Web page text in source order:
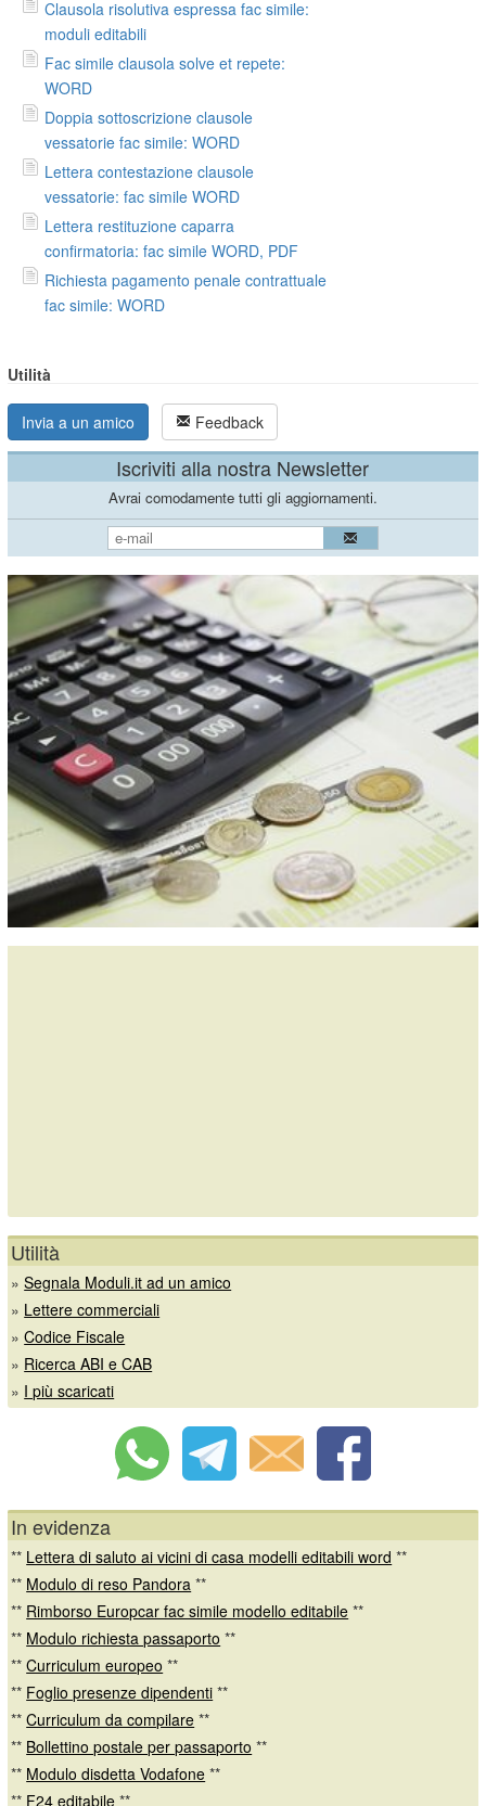
Clausola risolutiva espressa fac simile:
moduli editabili
Fac simile clausola solve et repete:
WORD
Doppia sottoscrizione clausole
vessatorie fac simile: WORD
Lettera contestazione clausole
vessatorie: fac simile WORD
Lettera restituzione caparra
confirmatoria: fac simile WORD, PDF
Richiesta pagamento penale contrattuale
fac simile: WORD
Utilità
Invia a un amico Feedback
Iscriviti alla nostra Newsletter
Avrai comodamente tutti gli aggiornamenti.
Utilità
»Segnala Moduli.it ad un amico
» Lettere commerciali
»Codice Fiscale
» Ricerca ABI e CAB
» I più scaricati
In evidenza
** Lettera di saluto ai vicini di casa modelli editabili word **
** Modulo di reso Pandora **
** Rimborso Europcar fac simile modello editabile **
** Modulo richiesta passaporto **
**Curriculum europeo **
** Foglio presenze dipendenti **
**Curriculum da compilare **
** Bollettino postale per passaporto **
** Modulo disdetta Vodafone **
** F24 editabile **